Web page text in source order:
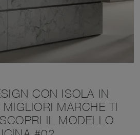
CON ISOLA IN
MARCHE TI
IL MODELLO